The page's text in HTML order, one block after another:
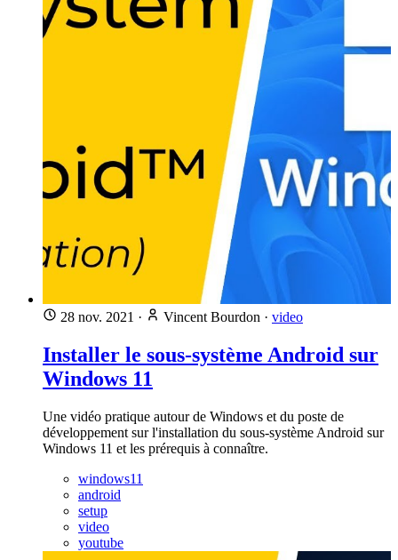
28 nov. 2021 · Vincent Bourdon · video
Installer le sous-système Android sur
Windows 11
Une vidéo pratique autour de Windows et du poste de
développement sur l'installation du sous-système Android sur
Windows 11 et les prérequis à connaître.
windows11
android
setup
video
youtube